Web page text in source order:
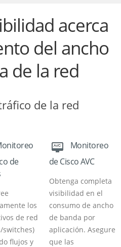
acerca
del ancho
de la red
de la red
de
los
de red
switches)
flujos y
Monitoreo
de Cisco AVC
Obtenga completa
visibilidad en el
consumo de ancho
de banda por
aplicación. Asegure
que las